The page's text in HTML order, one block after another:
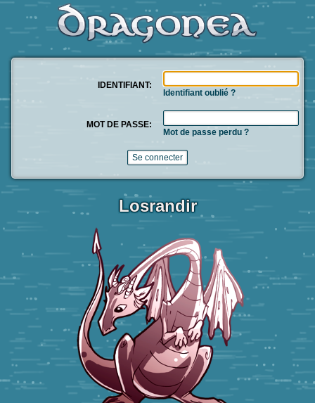
IDENTIFIANT:
Identifiant oublié ?
MOT DE PASSE:
Mot de passe perdu ?
Losrandir